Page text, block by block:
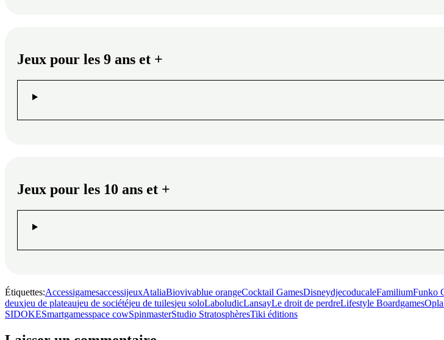
Jeux pour les 9 ans et +
Jeux pour les 10 ans et +
Étiquettes:AccessigamesaccessijeuxAtaliaBiovivablue orangeCocktail GamesDisneydjecoducaleFamiliumFunko
deuxjeu de plateaujeu de sociétéjeu de tuilesjeu soloLaboludicLansayLe droit de perdreLifestyle BoardgamesOpla
SIDOKESmartgamesspace cowSpinmasterStudio StratosphèresTiki éditions